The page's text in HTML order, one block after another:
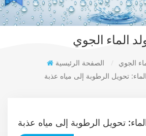
الماء الجوي
الصفحة الرئيسية / الجوي
تحويل الرطوبة إلى مياه عذبة
تحويل الرطوبة إلى مياه عذبة